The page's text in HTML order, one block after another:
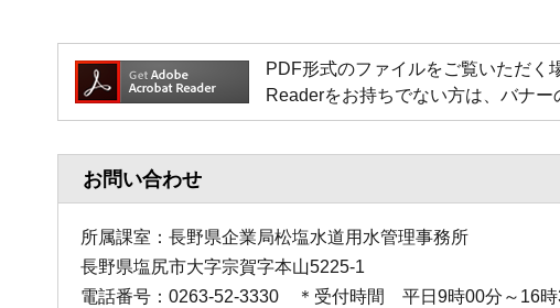
PDF形式のファイルをご覧いただく
Readerをお持ちでない方は、バナ
お問い合わせ
所属課室：長野県企業局松塩水道用水管理事務所
長野県塩尻市大字宗賀字本山5225-1
電話番号：0263-52-3330 ＊受付時間 平日9時00分～16時